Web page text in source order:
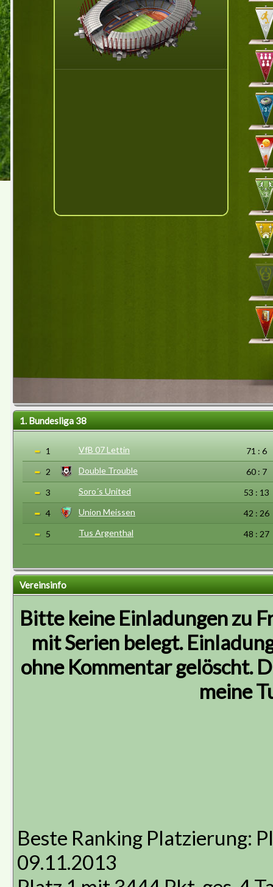
1. Bundesliga 38
1 VfB 07 Lettin
71 : 6
2
Double Trouble
60 : 7
3
Soro´s United
53 : 13
4
Union Meissen
42 : 26
5
Tus Argenthal 48 : 27
Vereinsinfo
Bitte keine Einladungen zu
mit Serien belegt.
ohne Kommentar gelöscht.
meine
Beste Ranking Platzierung:
09.11.2013